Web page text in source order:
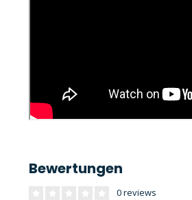
Bewertungen
0 reviews